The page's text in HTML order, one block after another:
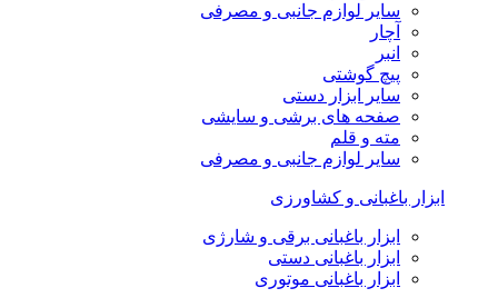
سایر لوازم جانبی و مصرفی
آچار
انبر
پیچ گوشتی
سایر ابزار دستی
صفحه های برشی و سایشی
مته و قلم
سایر لوازم جانبی و مصرفی
ابزار باغبانی و کشاورزی
ابزار باغبانی برقی و شارژی
ابزار باغبانی دستی
ابزار باغبانی موتوری